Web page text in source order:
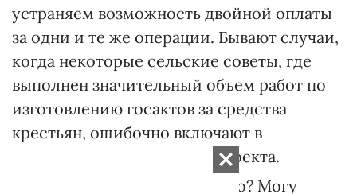
устраняем возможность двойной оплаты
за одни и те же операции. Бывают случаи,
когда некоторые сельские советы, где
выполнен значительный объем работ по
изготовлению госактов за средства
крестьян, ошибочно включают в
программу деятельности проекта.
— По ошибке или умышленно? Могу